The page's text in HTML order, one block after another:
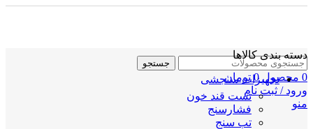
جستجو
0 محصول 0 تومان
ورود / ثبت نام
منو
دسته بندی کالاها
تجهیزات سنجشی
تست قند خون
فشارسنج
تب سنج